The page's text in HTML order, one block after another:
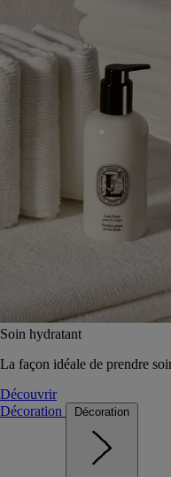
Soin hydratant
La façon idéale de prendre
Découvrir
Décoration
Décoration